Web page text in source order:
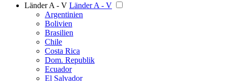
Länder A - V Länder A - V
Argentinien
Bolivien
Brasilien
Chile
Costa Rica
Dom. Republik
Ecuador
El Salvador